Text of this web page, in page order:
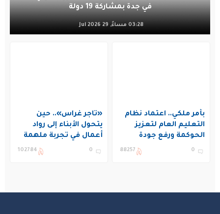
في جدة بمشاركة 19 دولة
03:28 مساءً, 29 Jul 2026
بأمر ملكي.. اعتماد نظام
التعليم العام لتعزيز
الحوكمة ورفع جودة
التعليم في المملكة
0
88257
«تاجر غراس».. حين
يتحول الأبناء إلى رواد
أعمال في تجربة ملهمة
بنادي غراس الصيفي
0
102784